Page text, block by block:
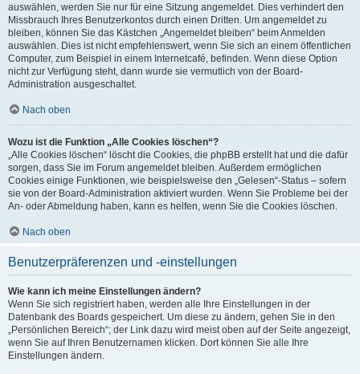
auswählen, werden Sie nur für eine Sitzung angemeldet. Dies verhindert den
Missbrauch Ihres Benutzerkontos durch einen Dritten. Um angemeldet zu
bleiben, können Sie das Kästchen „Angemeldet bleiben“ beim Anmelden
auswählen. Dies ist nicht empfehlenswert, wenn Sie sich an einem öffentlichen
Computer, zum Beispiel in einem Internetcafé, befinden. Wenn diese Option
nicht zur Verfügung steht, dann wurde sie vermutlich von der Board-
Administration ausgeschaltet.
Nach oben
Wozu ist die Funktion „Alle Cookies löschen“?
„Alle Cookies löschen“ löscht die Cookies, die phpBB erstellt hat und die dafür
sorgen, dass Sie im Forum angemeldet bleiben. Außerdem ermöglichen
Cookies einige Funktionen, wie beispielsweise den „Gelesen“-Status – sofern
sie von der Board-Administration aktiviert wurden. Wenn Sie Probleme bei der
An- oder Abmeldung haben, kann es helfen, wenn Sie die Cookies löschen.
Nach oben
Benutzerpräferenzen und -einstellungen
Wie kann ich meine Einstellungen ändern?
Wenn Sie sich registriert haben, werden alle Ihre Einstellungen in der
Datenbank des Boards gespeichert. Um diese zu ändern, gehen Sie in den
„Persönlichen Bereich“; der Link dazu wird meist oben auf der Seite angezeigt,
wenn Sie auf Ihren Benutzernamen klicken. Dort können Sie alle Ihre
Einstellungen ändern.